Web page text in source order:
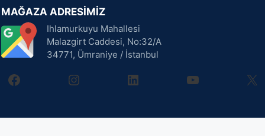
MAĞAZA ADRESİMİZ
Ihlamurkuyu Mahallesi
Malazgirt Caddesi, No:32/A
34771, Ümraniye / İstanbul
facebookinstagramlinkedin youtube X